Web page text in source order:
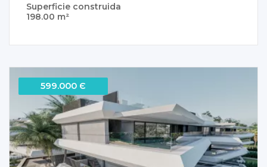
Superficie construida
198.00 m²
599.000 Є